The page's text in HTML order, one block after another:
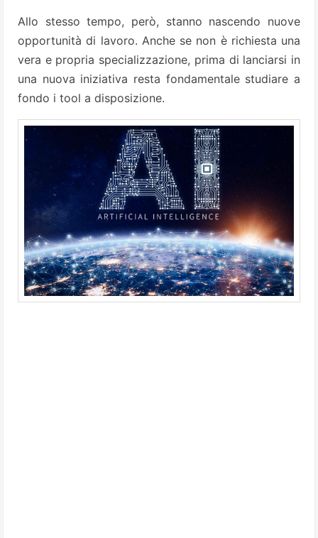
Allo stesso tempo, però, stanno nascendo nuove
opportunità di lavoro. Anche se non è richiesta una
vera e propria specializzazione, prima di lanciarsi in
una nuova iniziativa resta fondamentale studiare a
fondo i tool a disposizione.